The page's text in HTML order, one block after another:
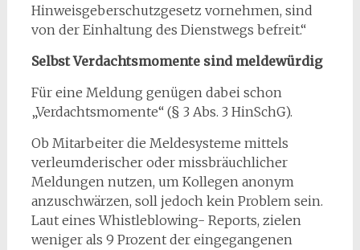
Hinweisgeberschutzgesetz vornehmen, sind
von der Einhaltung des Dienstwegs befreit.“
Selbst Verdachtsmomente sind meldewürdig
Für eine Meldung genügen dabei schon
„Verdachtsmomente“ (§ 3 Abs. 3 HinSchG).
Ob Mitarbeiter die Meldesysteme mittels
verleumderischer oder missbräuchlicher
Meldungen nutzen, um Kollegen anonym
anzuschwärzen, soll jedoch kein Problem sein.
Laut eines Whistleblowing- Reports, zielen
weniger als 9 Prozent der eingegangenen